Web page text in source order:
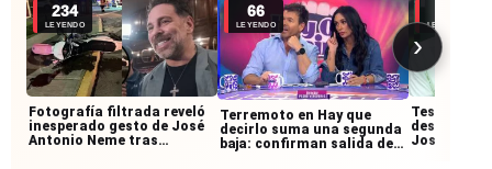
234
LEYENDO
Fotografía filtrada reveló
inesperado gesto de José
Antonio Neme tras
66
LEYENDO
Terremoto en Hay que
decirlo suma una segunda
baja: confirman salida de
LEYENDO
Testigos
José
›